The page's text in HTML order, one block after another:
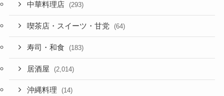
中華料理店 (293)
喫茶店・スイーツ・甘党 (64)
寿司・和食 (183)
居酒屋 (2,014)
沖縄料理 (14)